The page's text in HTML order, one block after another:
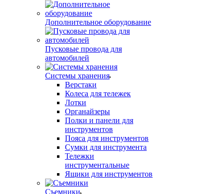
Дополнительное оборудование
Пусковые провода для
автомобилей
Системы хранения
Верстаки
Колеса для тележек
Лотки
Органайзеры
Полки и панели для
инструментов
Пояса для инструментов
Сумки для инструмента
Тележки
инструментальные
Ящики для инструментов
Съемники